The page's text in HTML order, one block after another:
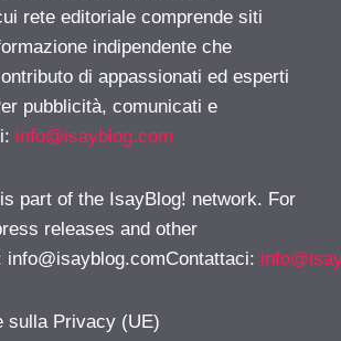
rete editoriale comprende siti
indipendente che
di appassionati ed esperti
pubblicità, comunicati e
info@isayblog.com
part of the IsayBlog! network. For
releases and other
info@isayblog.comContattaci:
sulla Privacy (UE)